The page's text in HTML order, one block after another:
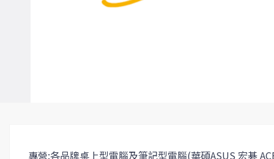
專營:各品牌桌上型電腦及筆記型電腦(華碩ASUS 宏碁